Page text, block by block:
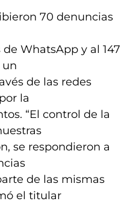
70 denuncias
WhatsApp y al 147
un
de las redes
la
“El control de la
se respondieron a
de las mismas
el titular